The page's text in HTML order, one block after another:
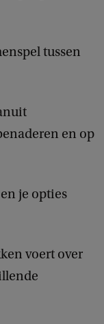
tussen
en op
je opties
voert over